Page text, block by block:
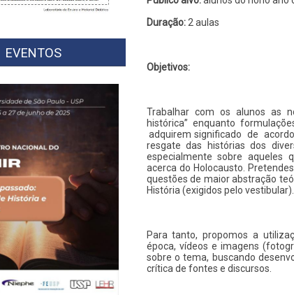
EVENTOS
Duração:2 aulas
Objetivos:
Trabalhar com os alunos as
histórica” ­ enquanto
adquirem significado de
resgate das histórias dos
especialmente sobre aqueles
acerca do Holocausto.
questões de maior abstração
História (exigidos pelo vestibular).
Para tanto, propomos a
época, vídeos e imagens
sobre o tema, buscando
crítica de fontes e discursos.